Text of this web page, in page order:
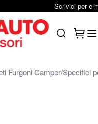
Furgoni CamperSpecifici